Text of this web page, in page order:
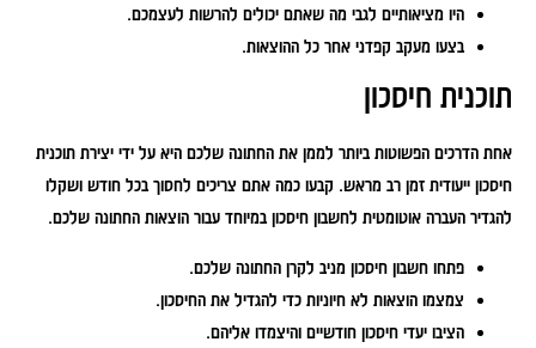
היו מציאותיים לגבי מה שאתם יכולים להרשות לעצמכם.
בצעו מעקב קפדני אחר כל ההוצאות.
תוכנית חיסכון
אחת הדרכים הפשוטות ביותר לממן את החתונה שלכם היא על ידי יצירת תוכנית
חיסכון ייעודית זמן רב מראש. קבעו כמה אתם צריכים לחסוך בכל חודש ושקלו
להגדיר העברה אוטומטית לחשבון חיסכון במיוחד עבור הוצאות החתונה שלכם.
פתחו חשבון חיסכון מניב לקרן החתונה שלכם.
צמצמו הוצאות לא חיוניות כדי להגדיל את החיסכון.
הציבו יעדי חיסכון חודשיים והיצמדו אליהם.